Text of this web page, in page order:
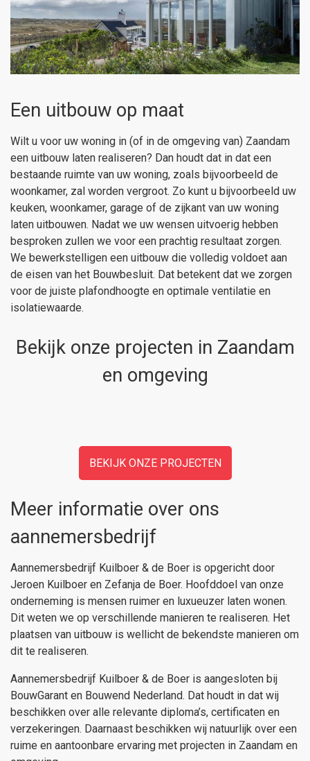
Een uitbouw op maat
Wilt u voor uw woning in (of in de omgeving van) Zaandam
een uitbouw laten realiseren? Dan houdt dat in dat een
bestaande ruimte van uw woning, zoals bijvoorbeeld de
woonkamer, zal worden vergroot. Zo kunt u bijvoorbeeld uw
keuken, woonkamer, garage of de zijkant van uw woning
laten uitbouwen. Nadat we uw wensen uitvoerig hebben
besproken zullen we voor een prachtig resultaat zorgen.
We bewerkstelligen een uitbouw die volledig voldoet aan
de eisen van het Bouwbesluit. Dat betekent dat we zorgen
voor de juiste plafondhoogte en optimale ventilatie en
isolatiewaarde.
Bekijk onze projecten in Zaandam
en omgeving
BEKIJK ONZE PROJECTEN
Meer informatie over ons
aannemersbedrijf
Aannemersbedrijf Kuilboer & de Boer is opgericht door
Jeroen Kuilboer en Zefanja de Boer. Hoofddoel van onze
onderneming is mensen ruimer en luxueuzer laten wonen.
Dit weten we op verschillende manieren te realiseren. Het
plaatsen van uitbouw is wellicht de bekendste manieren om
dit te realiseren.
Aannemersbedrijf Kuilboer & de Boer is aangesloten bij
BouwGarant en Bouwend Nederland. Dat houdt in dat wij
beschikken over alle relevante diploma’s, certificaten en
verzekeringen. Daarnaast beschikken wij natuurlijk over een
ruime en aantoonbare ervaring met projecten in Zaandam en